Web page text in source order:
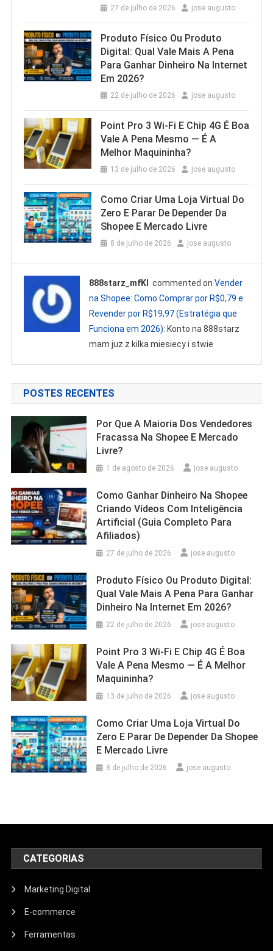
27 de julho de 2026 jose augusto
Produto Físico Ou Produto
Digital: Qual Vale Mais A Pena
Para Ganhar Dinheiro Na Internet
Em 2026?
22 de julho de 2026 jose augusto
Point Pro 3 Wi‑Fi E Chip 4G É Boa
Vale A Pena Mesmo — É A
Melhor Maquininha?
13 de julho de 2026 jose augusto
Como Criar Uma Loja Virtual Do
Zero E Parar De Depender Da
Shopee E Mercado Livre
8 de julho de 2026 jose augusto
888starz_mfKl commented onVender
na Shopee: Como Comprar por R$0,79 e
Revender por R$19,97 (Estratégia que
Funciona em 2026): Konto na 888starz
mam juz z kilka miesiecy i stwie
POSTES RECENTES
Por Que A Maioria Dos Vendedores
Fracassa Na Shopee E Mercado
Livre?
1 de agosto de 2026 jose augusto
Como Ganhar Dinheiro Na Shopee
Criando Vídeos Com Inteligência
Artificial (Guia Completo Para
Afiliados)
27 de julho de 2026 jose augusto
Produto Físico Ou Produto Digital:
Qual Vale Mais A Pena Para Ganhar
Dinheiro Na Internet Em 2026?
22 de julho de 2026 jose augusto
Point Pro 3 Wi‑Fi E Chip 4G É Boa
Vale A Pena Mesmo — É A Melhor
Maquininha?
13 de julho de 2026 jose augusto
Como Criar Uma Loja Virtual Do
Zero E Parar De Depender Da Shopee
E Mercado Livre
8 de julho de 2026 jose augusto
CATEGORIAS
Marketing Digital
E-commerce
Ferramentas